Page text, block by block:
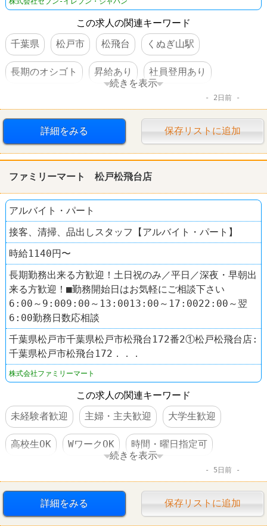
この求人の関連キーワード
千葉県
松戸市 松飛台 くぬぎ山駅
長期のオシゴト 昇給あり 社員登用あり
セブンイレブン
続きを表示
2日前
詳細をみる 保存リストに追加
ファミリーマート 松戸松飛台店
アルバイト・パート
接客、清掃、品出しスタッフ【アルバイト・パート】
時給1140円〜
長期勤務出来る方歓迎！土日祝のみ／平日／深夜・早朝出
来る方歓迎！■勤務開始日はお気軽にご相談下さい
6:00～9:009:00～13:0013:00～17:0022:00～翌
6:00勤務日数応相談
千葉県松戸市千葉県松戸市松飛台172番2①松戸松飛台店:
千葉県松戸市松飛台172．．．
株式会社ファミリーマート
この求人の関連キーワード
未経験者歓迎
主婦・主夫歓迎 大学生歓迎
高校生OK WワークOK 時間・曜日指定可
ファミリーマート
続きを表示
5日前
詳細をみる 保存リストに追加